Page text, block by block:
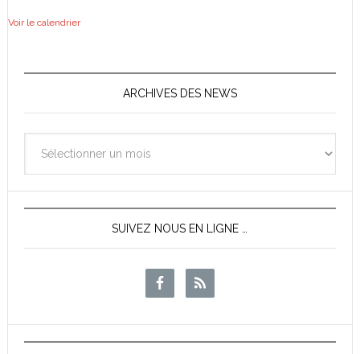
Voir le calendrier
ARCHIVES DES NEWS
des
News
SUIVEZ NOUS EN LIGNE …